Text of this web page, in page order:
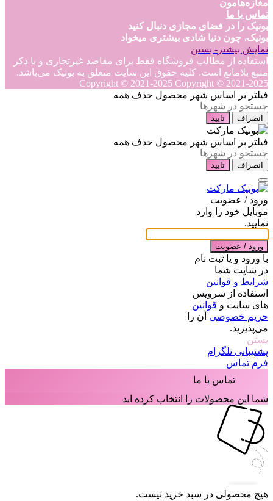
مغازه‌هامون
تماس با ما
بونیک را در فضای مجازی دنبال کنید
بونیک، چون دنیا شادی بیشتری میخواد
نمایش بیشتر - بستن
استفاده از مطالب فروشگاه فقط برای مقاصد غیرتجاری و با ذکر
منبع بلامانع است. کلیه حقوق این سایت متعلق به بونیک می‌باشد.
Copyright © 2021-2025 Copyright © 2021-2025
فیلتر بر اساس شهر محصول حذف همه
انصراف تایید
فیلتر بر اساس شهر محصول حذف همه
انصراف تایید
ورود / عضویت
موبایل خود را وارد
نمایید.
ورود / عضویت
با ورود و یا ثبت نام
در سایت شما
شرایط و قوانین
استفاده از سرویس
های سایت و قوانین
حریم خصوصی آن را
می‌پذیرید.
بستن
پشتیبانی تلگرام
فرم تماس
تماس با ما
شما این محصولات را انتخاب کرده اید
هیچ محصولی در سبد خرید نیست.